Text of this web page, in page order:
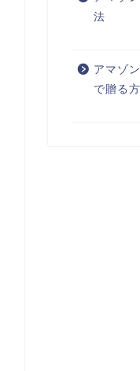
法
アマゾ
で贈る